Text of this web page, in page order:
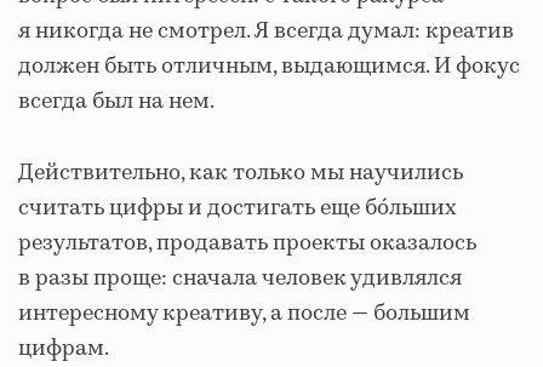
я никогда не смотрел. Я всегда думал: креатив
должен быть отличным, выдающимся. И фокус
всегда был на нем.
Действительно, как только мы научились
считать цифры и достигать еще бóльших
результатов, продавать проекты оказалось
в разы проще: сначала человек удивлялся
интересному креативу, а после — большим
цифрам.